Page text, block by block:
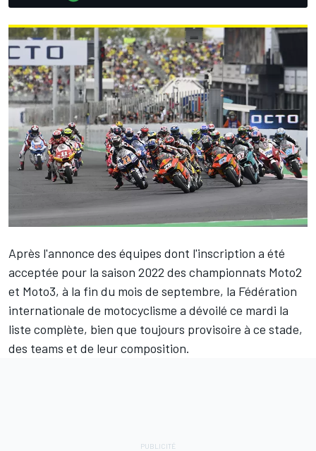
Après l'annonce des équipes dont l'inscription a été
acceptée pour la saison 2022 des championnats Moto2
et Moto3, à la fin du mois de septembre, la Fédération
internationale de motocyclisme a dévoilé ce mardi la
liste complète, bien que toujours provisoire à ce stade,
des teams et de leur composition.